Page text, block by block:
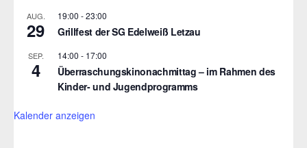
AUG.
29
19:00 -23:00
Grillfest der SG Edelweiß Letzau
SEP.
4
14:00 - 17:00
Überraschungskinonachmittag – im Rahmen des
Kinder- und Jugendprogramms
Kalender anzeigen